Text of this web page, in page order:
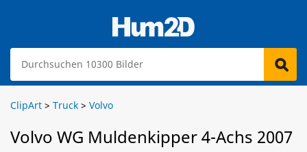
ClipArt > Truck > Volvo
Volvo WG Muldenkipper 4-Achs 2007